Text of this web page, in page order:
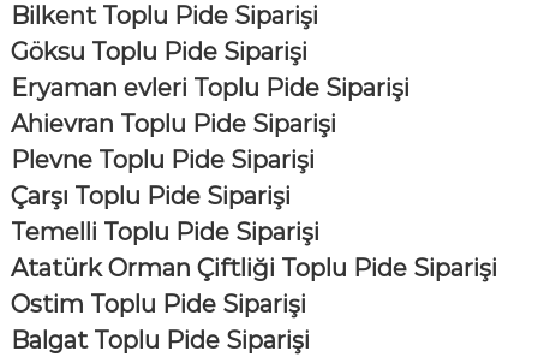
Bilkent Toplu Pide Siparişi
Göksu Toplu Pide Siparişi
Eryaman evleri Toplu Pide Siparişi
Ahievran Toplu Pide Siparişi
Plevne Toplu Pide Siparişi
Çarşı Toplu Pide Siparişi
Temelli Toplu Pide Siparişi
Atatürk Orman Çiftliği Toplu Pide Siparişi
Ostim Toplu Pide Siparişi
Balgat Toplu Pide Siparişi